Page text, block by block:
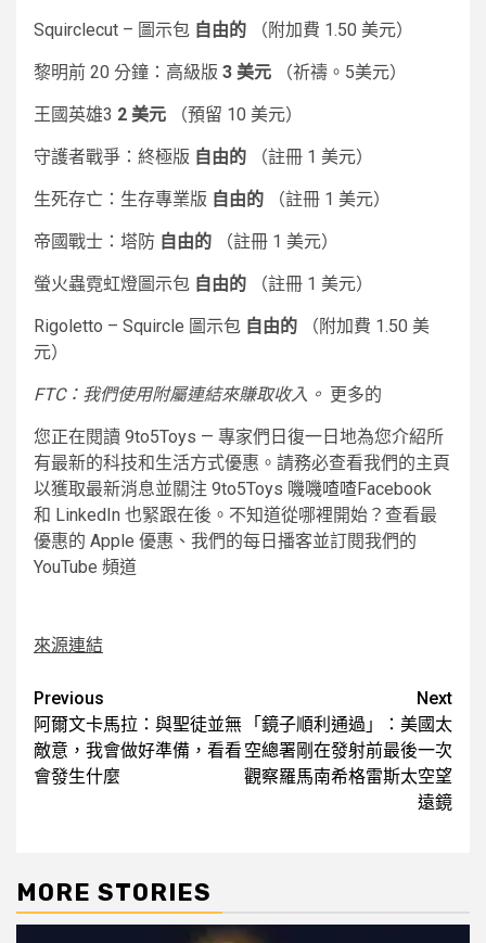
Squirclecut – 圖示包 自由的 （附加費 1.50 美元）
黎明前 20 分鐘：高級版 3 美元 （祈禱。5美元）
王國英雄3 2 美元 （預留 10 美元）
守護者戰爭：終極版 自由的 （註冊 1 美元）
生死存亡：生存專業版 自由的 （註冊 1 美元）
帝國戰士：塔防 自由的 （註冊 1 美元）
螢火蟲霓虹燈圖示包 自由的 （註冊 1 美元）
Rigoletto – Squircle 圖示包 自由的 （附加費 1.50 美
元）
FTC：我們使用附屬連結來賺取收入。 更多的
您正在閱讀 9to5Toys — 專家們日復一日地為您介紹所
有最新的科技和生活方式優惠。請務必查看我們的主頁
以獲取最新消息並關注 9to5Toys 嘰嘰喳喳Facebook
和 LinkedIn 也緊跟在後。不知道從哪裡開始？查看最
優惠的 Apple 優惠、我們的每日播客並訂閱我們的
YouTube 頻道
來源連結
Post
navigation
Previous
阿爾文卡馬拉：與聖徒並無
敵意，我會做好準備，看看
會發生什麼
Next
「鏡子順利通過」：美國太
空總署剛在發射前最後一次
觀察羅馬南希格雷斯太空望
遠鏡
MORE STORIES